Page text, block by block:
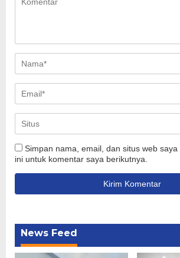
Simpan nama, email, dan situs web
ini untuk komentar saya berikutnya.
News Feed